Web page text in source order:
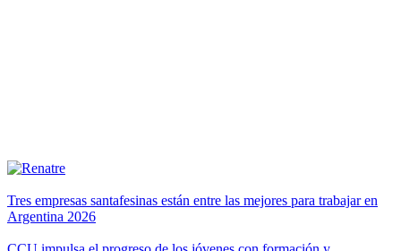
Tres empresas santafesinas están entre las mejores para trabajar en
Argentina 2026